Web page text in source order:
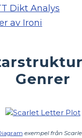
Dikt Analys
av Ironi
Genrer
exempel från